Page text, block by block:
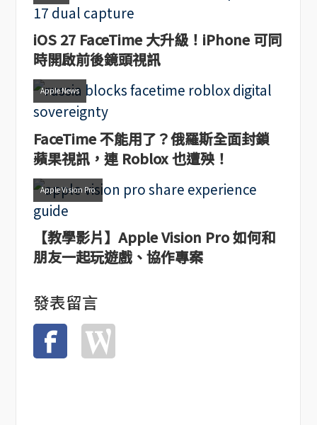
iOS 27 FaceTime 大升級！iPhone 可同
時開啟前後鏡頭視訊
Apple News
FaceTime 不能用了？俄羅斯全面封鎖
蘋果視訊，連 Roblox 也遭殃！
Apple Vision Pro
【教學影片】Apple Vision Pro 如何和
朋友一起玩遊戲、協作專案
發表留言